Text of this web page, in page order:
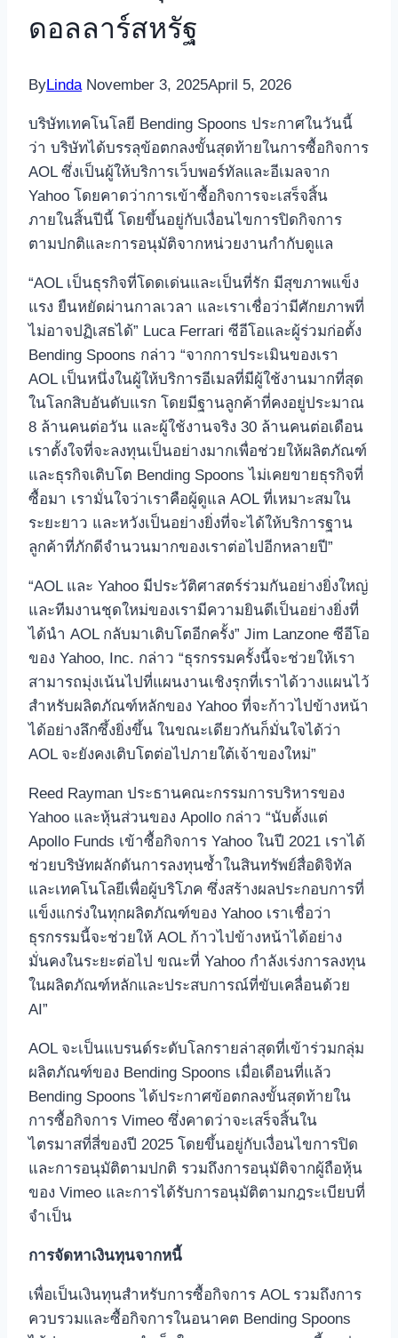
ดอลลาร์สหรัฐ
ByLinda November 3, 2025April 5, 2026
บริษัทเทคโนโลยี Bending Spoons ประกาศในวันนี้
ว่า บริษัทได้บรรลุข้อตกลงขั้นสุดท้ายในการซื้อกิจการ
AOL ซึ่งเป็นผู้ให้บริการเว็บพอร์ทัลและอีเมลจาก
Yahoo โดยคาดว่าการเข้าซื้อกิจการจะเสร็จสิ้น
ภายในสิ้นปีนี้ โดยขึ้นอยู่กับเงื่อนไขการปิดกิจการ
ตามปกติและการอนุมัติจากหน่วยงานกำกับดูแล
“AOL เป็นธุรกิจที่โดดเด่นและเป็นที่รัก มีสุขภาพแข็ง
แรง ยืนหยัดผ่านกาลเวลา และเราเชื่อว่ามีศักยภาพที่
ไม่อาจปฏิเสธได้” Luca Ferrari ซีอีโอและผู้ร่วมก่อตั้ง
Bending Spoons กล่าว “จากการประเมินของเรา
AOL เป็นหนึ่งในผู้ให้บริการอีเมลที่มีผู้ใช้งานมากที่สุด
ในโลกสิบอันดับแรก โดยมีฐานลูกค้าที่คงอยู่ประมาณ
8 ล้านคนต่อวัน และผู้ใช้งานจริง 30 ล้านคนต่อเดือน
เราตั้งใจที่จะลงทุนเป็นอย่างมากเพื่อช่วยให้ผลิตภัณฑ์
และธุรกิจเติบโต Bending Spoons ไม่เคยขายธุรกิจที่
ซื้อมา เรามั่นใจว่าเราคือผู้ดูแล AOL ที่เหมาะสมใน
ระยะยาว และหวังเป็นอย่างยิ่งที่จะได้ให้บริการฐาน
ลูกค้าที่ภักดีจำนวนมากของเราต่อไปอีกหลายปี”
“AOL และ Yahoo มีประวัติศาสตร์ร่วมกันอย่างยิ่งใหญ่
และทีมงานชุดใหม่ของเรามีความยินดีเป็นอย่างยิ่งที่
ได้นำ AOL กลับมาเติบโตอีกครั้ง” Jim Lanzone ซีอีโอ
ของ Yahoo, Inc. กล่าว “ธุรกรรมครั้งนี้จะช่วยให้เรา
สามารถมุ่งเน้นไปที่แผนงานเชิงรุกที่เราได้วางแผนไว้
สำหรับผลิตภัณฑ์หลักของ Yahoo ที่จะก้าวไปข้างหน้า
ได้อย่างลึกซึ้งยิ่งขึ้น ในขณะเดียวกันก็มั่นใจได้ว่า
AOL จะยังคงเติบโตต่อไปภายใต้เจ้าของใหม่”
Reed Rayman ประธานคณะกรรมการบริหารของ
Yahoo และหุ้นส่วนของ Apollo กล่าว “นับตั้งแต่
Apollo Funds เข้าซื้อกิจการ Yahoo ในปี 2021 เราได้
ช่วยบริษัทผลักดันการลงทุนซ้ำในสินทรัพย์สื่อดิจิทัล
และเทคโนโลยีเพื่อผู้บริโภค ซึ่งสร้างผลประกอบการที่
แข็งแกร่งในทุกผลิตภัณฑ์ของ Yahoo เราเชื่อว่า
ธุรกรรมนี้จะช่วยให้ AOL ก้าวไปข้างหน้าได้อย่าง
มั่นคงในระยะต่อไป ขณะที่ Yahoo กำลังเร่งการลงทุน
ในผลิตภัณฑ์หลักและประสบการณ์ที่ขับเคลื่อนด้วย
AI”
AOL จะเป็นแบรนด์ระดับโลกรายล่าสุดที่เข้าร่วมกลุ่ม
ผลิตภัณฑ์ของ Bending Spoons เมื่อเดือนที่แล้ว
Bending Spoons ได้ประกาศข้อตกลงขั้นสุดท้ายใน
การซื้อกิจการ Vimeo ซึ่งคาดว่าจะเสร็จสิ้นใน
ไตรมาสที่สี่ของปี 2025 โดยขึ้นอยู่กับเงื่อนไขการปิด
และการอนุมัติตามปกติ รวมถึงการอนุมัติจากผู้ถือหุ้น
ของ Vimeo และการได้รับการอนุมัติตามกฎระเบียบที่
จำเป็น
การจัดหาเงินทุนจากหนี้
เพื่อเป็นเงินทุนสำหรับการซื้อกิจการ AOL รวมถึงการ
ควบรวมและซื้อกิจการในอนาคต Bending Spoons